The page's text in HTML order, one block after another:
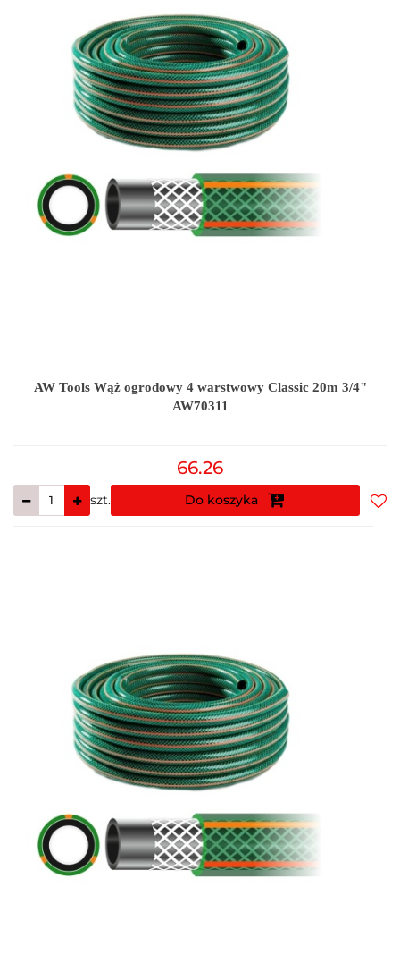
AW Tools Wąż ogrodowy 4 warstwowy Classic 20m 3/4"
AW70311
66.26
szt. Do koszyka